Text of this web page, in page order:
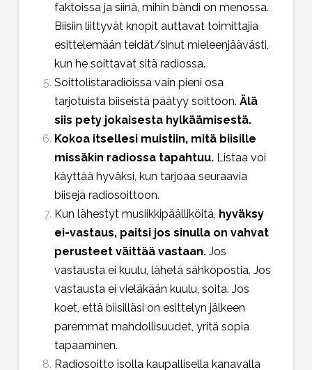
faktoissa ja siinä, mihin bändi on menossa.
Biisiin liittyvät knopit auttavat toimittajia
esittelemään teidät/sinut mieleenjäävästi,
kun he soittavat sitä radiossa.
Soittolistaradioissa vain pieni osa
tarjotuista biiseistä päätyy soittoon.Älä
siis pety jokaisesta hylkäämisestä.
Kokoa itsellesi muistiin, mitä biisille
missäkin radiossa tapahtuu. Listaa voi
käyttää hyväksi, kun tarjoaa seuraavia
biisejä radiosoittoon.
Kun lähestyt musiikkipäälliköitä, hyväksy
ei-vastaus, paitsi jos sinulla on vahvat
perusteet väittää vastaan.Jos
vastausta ei kuulu, lähetä sähköpostia. Jos
vastausta ei vieläkään kuulu, soita. Jos
koet, että biisilläsi on esittelyn jälkeen
paremmat mahdollisuudet, yritä sopia
tapaaminen.
Radiosoitto isolla kaupallisella kanavalla